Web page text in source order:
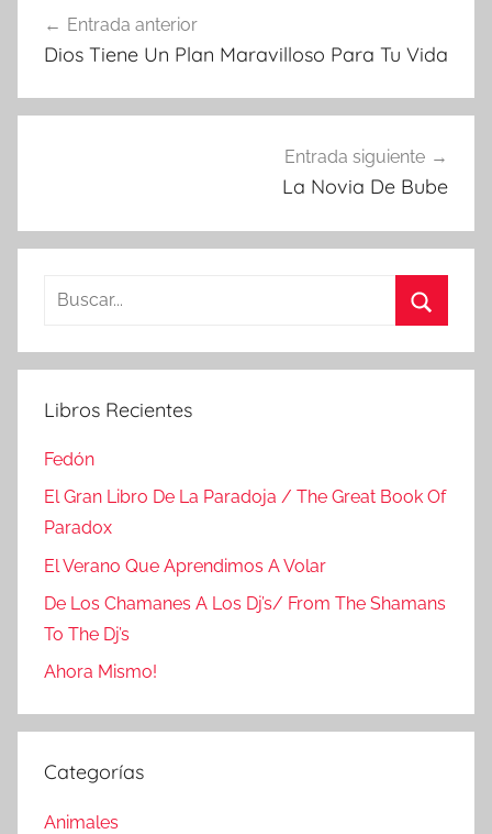
de
Entrada anterior
Dios Tiene Un Plan Maravilloso Para Tu Vida
Entrada siguiente
La Novia De Bube
Buscar:
Libros Recientes
Fedón
El Gran Libro De La Paradoja / The Great Book Of
Paradox
El Verano Que Aprendimos A Volar
De Los Chamanes A Los Dj’s/ From The Shamans
To The Dj’s
Ahora Mismo!
Categorías
Animales